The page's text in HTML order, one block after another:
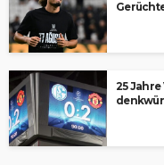
25 Jahre